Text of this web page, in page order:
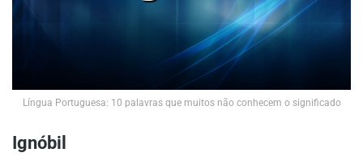
Língua Portuguesa: 10 palavras que muitos não conhecem o significado
Ignóbil